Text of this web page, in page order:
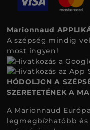
Marionnaud
A szépség mindig
most ingyen!
HÓDOLJON A
SZERETETÉNEK A
A Marionnaud
legmegbízhatóbb